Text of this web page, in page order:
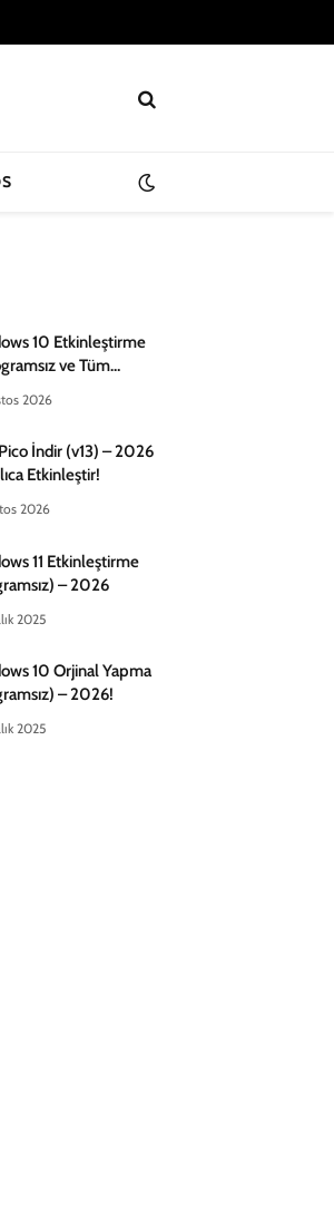
10 Etkinleştirme
ve Tüm
2026
İndir (v13) – 2026
Etkinleştir!
2026
11 Etkinleştirme
– 2026
2025
10 Orjinal Yapma
– 2026!
2025